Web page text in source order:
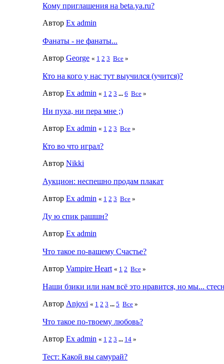
Кому приглашения на beta.ya.ru?
Автор Ex admin
Фанаты - не фанаты...
Автор George « 1 2 3 Все »
Кто на кого у нас тут выучился (учится)?
Автор Ex admin « 1 2 3 ... 6 Все »
Ни пуха, ни пера мне ;)
Автор Ex admin « 1 2 3 Все »
Кто во что играл?
Автор Nikki
Аукцион: неспешно продам плакат
Автор Ex admin « 1 2 3 Все »
Ду ю спик рашшн?
Автор Ex admin
Что такое по-вашему Счастье?
Автор Vampire Heart « 1 2 Все »
Наши бзики или нам всё это нравится, но мы...
Автор Anjovi « 1 2 3 ... 5 Все »
Что такое по-твоему любовь?
Автор Ex admin « 1 2 3 ... 14 »
Тест: Какой вы самурай?